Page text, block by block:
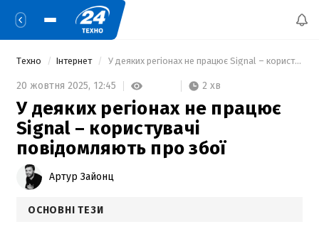
Техно Інтернет У деяких регіонах не працює Signal – користувачі повідомляють про збої
20 жовтня 2025, 12:45 2 хв
У деяких регіонах не працює
Signal – користувачі
повідомляють про збої
Артур Зайонц
ОСНОВНІ ТЕЗИ